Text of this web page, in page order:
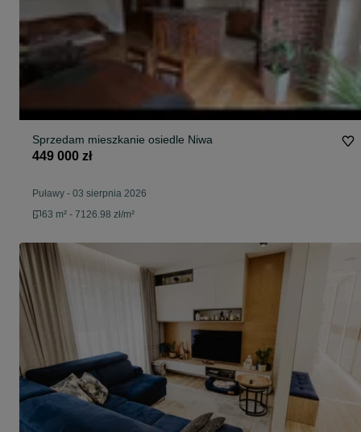
Sprzedam mieszkanie osiedle Niwa
449 000 zł
Puławy - 03 sierpnia 2026
63 m² - 7126.98 zł/m²